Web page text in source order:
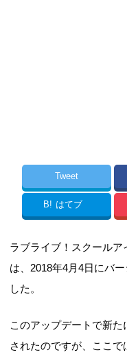
Tweet
B! はてブ
ラブライブ！スクール
は、2018年4月4日にバ
した。
このアップデートで新
されたのですが、ここ